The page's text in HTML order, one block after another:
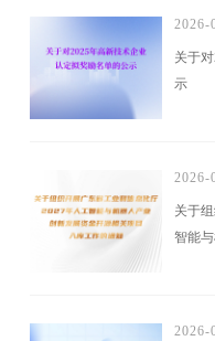
2026-
关于
示
2026-
关于
智能
2026-